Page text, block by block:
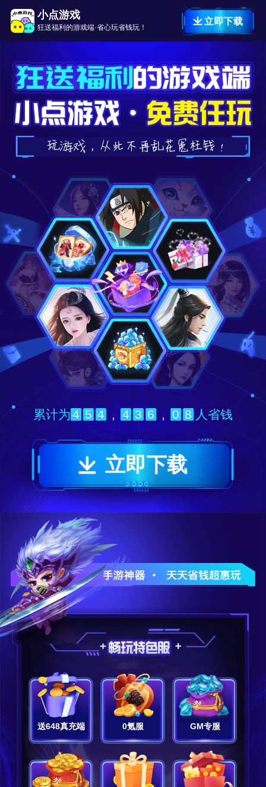
小点游戏
狂送福利的游戏端·省心玩省钱玩！
立即下载
累计为 4 5 4 , 4 3 6 , 0 8 人省钱
立即下载
送648真充端 0氪服 GM专服